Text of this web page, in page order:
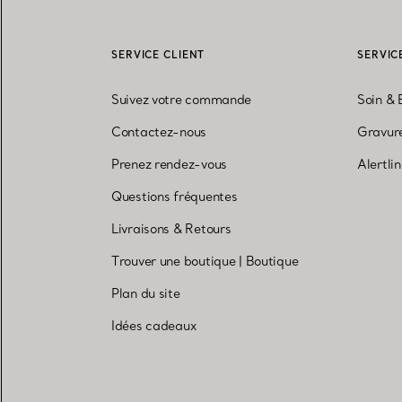
SERVICE CLIENT
Suivez votre commande
Contactez-nous
Prenez rendez-vous
Questions fréquentes
Livraisons & Retours
Trouver une boutique|
Boutique
Plan du site
Idées cadeaux
Soin &